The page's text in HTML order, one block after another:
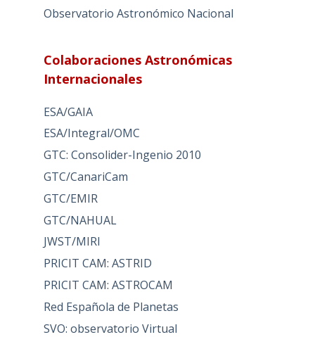
Observatorio Astronómico Nacional
Colaboraciones Astronómicas
Internacionales
ESA/GAIA
ESA/Integral/OMC
GTC: Consolider-Ingenio 2010
GTC/CanariCam
GTC/EMIR
GTC/NAHUAL
JWST/MIRI
PRICIT CAM: ASTRID
PRICIT CAM: ASTROCAM
Red Española de Planetas
SVO: observatorio Virtual